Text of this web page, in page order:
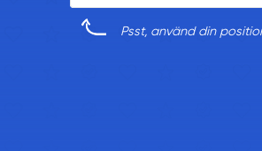
Psst, använd din